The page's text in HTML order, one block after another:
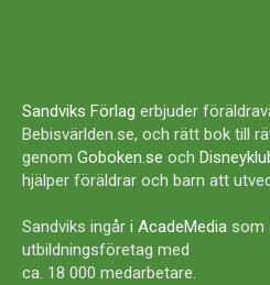
Sandviks Förlag erbjuder
Bebisvärlden.se, och rätt bok till
genom Goboken.se och
hjälper föräldrar och barn att
Sandviks ingår i AcadeMedia som
utbildningsföretag med
ca. 18 000 medarbetare.